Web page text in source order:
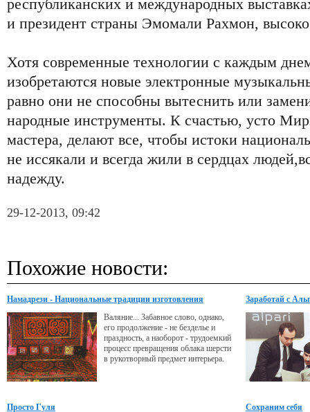
республиканских и международных
и президент страны Эмомали Рахмон,
Хотя современные технологии с каждым
изобретаются новые электронные
равно они не способны вытеснить или
народные инструменты. К счастью, усто
мастера, делают все, чтобы истоки
не иссякали и всегда жили в сердцах
надежду.
29-12-2013, 09:42
Похожие новости:
Намадрези - Национальные традиции изготовления
Валяние... Забавное слово, однако,
его продолжение - не безделье и
праздность, а наоборот - трудоемкий
процесс превращения облака шерсти
в рукотворный предмет интерьера.
Заработай с
Просто Гуля
Сохраним себя